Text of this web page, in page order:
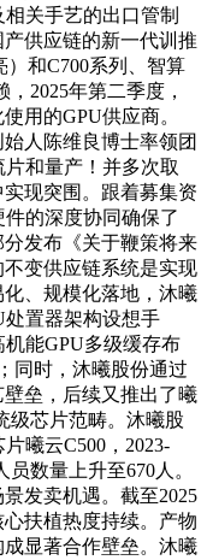
关手艺的出口管制
供应链的新一代训推
和C700系列、智算
2025年第二季度，
用的GPU供应商。
人陈维良博士率领团
和量产！并多次取
现突围。跟着募集资
的深度协同确保了
发布《关于鞭策将来
变供应链系统是实现
、规模化落地，沐曦
处置器架构设想手
能GPU多级缓存布
同时，沐曦股份通过
垒，后续又推出了曦
级芯片范畴。沐曦股
曦云C500，2023-
数量上升至670人。
发卖机遇。截至2025
扶植热度持续。产物
显著合作壁垒。沐曦